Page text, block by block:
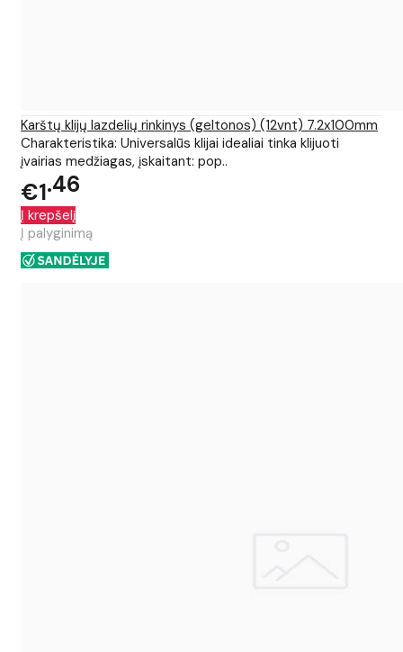
Karštų klijų lazdelių rinkinys (geltonos) (12vnt) 7.2x100mm
Charakteristika: Universalūs klijai idealiai tinka klijuoti
įvairias medžiagas, įskaitant: pop..
€1 46
Į krepšelį
Į palyginimą